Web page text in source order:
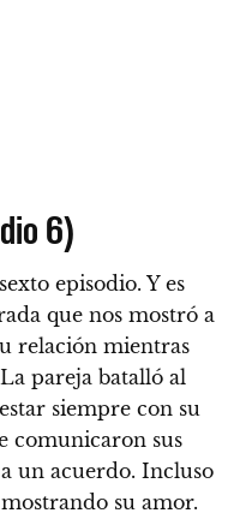
6)
episodio. Y es
que nos mostró a
relación mientras
La pareja batalló al
siempre con su
comunicaron sus
un acuerdo. Incluso
su amor.